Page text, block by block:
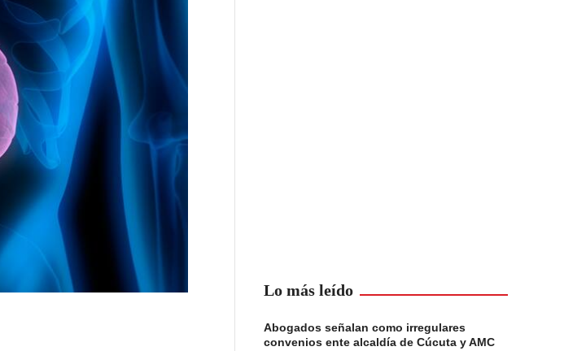
Lo más leído
Abogados señalan como irregulares
convenios ente alcaldía de Cúcuta y AMC